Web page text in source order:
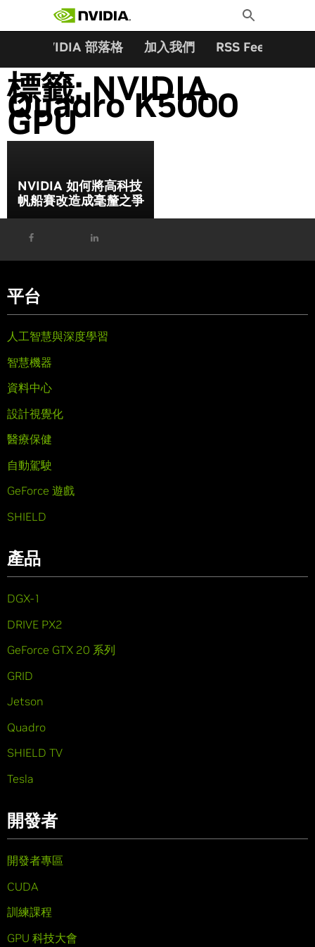
Toggle
Search
NVIDIA 部落格 加入我們 RSS Feeds
標籤:NVIDIA
Quadro K5000
GPU
NVIDIA 如何將高科技
帆船賽改造成毫釐之爭
平台
人工智慧與深度學習
智慧機器
資料中心
設計視覺化
醫療保健
自動駕駛
GeForce 遊戲
SHIELD
產品
DGX-1
DRIVE PX2
GeForce GTX 20 系列
GRID
Jetson
Quadro
SHIELD TV
Tesla
開發者
開發者專區
CUDA
訓練課程
GPU 科技大會